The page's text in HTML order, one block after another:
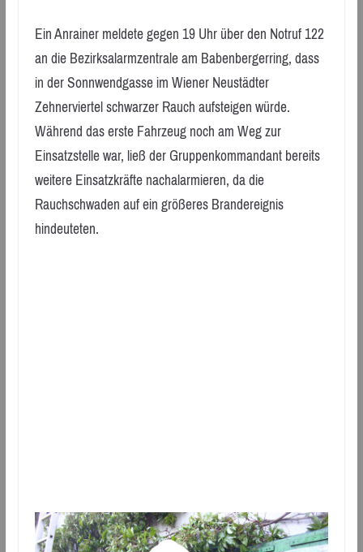
Ein Anrainer meldete gegen 19 Uhr über den Notruf 122
an die Bezirksalarmzentrale am Babenbergerring, dass
in der Sonnwendgasse im Wiener Neustädter
Zehnerviertel schwarzer Rauch aufsteigen würde.
Während das erste Fahrzeug noch am Weg zur
Einsatzstelle war, ließ der Gruppenkommandant bereits
weitere Einsatzkräfte nachalarmieren, da die
Rauchschwaden auf ein größeres Brandereignis
hindeuteten.